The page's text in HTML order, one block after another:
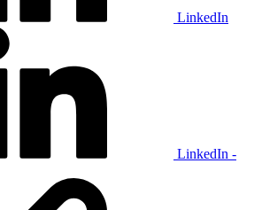
LinkedIn
LinkedIn -